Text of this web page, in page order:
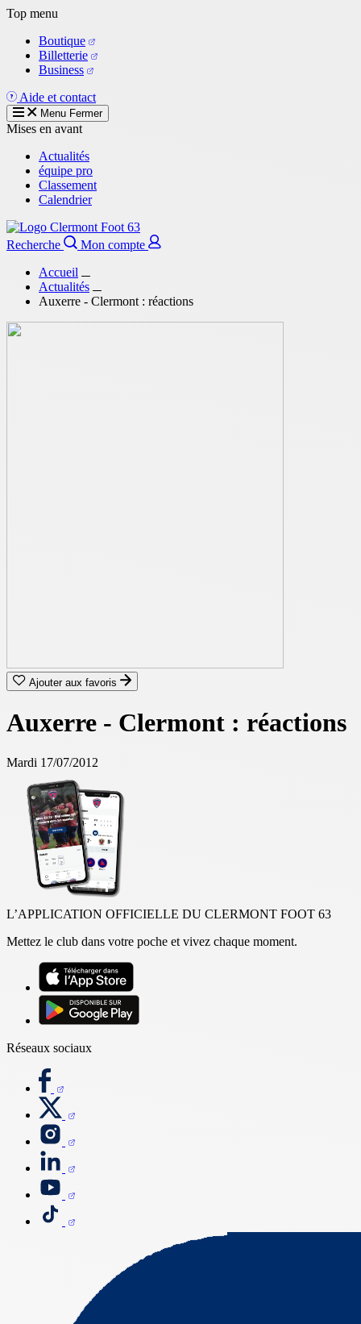
Aller
contenu
principal
Top menu
Boutique
Billetterie
Business
Aide et contact
Menu Fermer
Mises en avant
Actualités
équipe pro
Classement
Calendrier
Recherche
Mon compte
Accueil
Actualités
Auxerre - Clermont : réactions
Ajouter aux favoris
Auxerre - Clermont : réactions
Mardi 17/07/2012
L’APPLICATION OFFICIELLE DU CLERMONT FOOT 63
Mettez le club dans votre poche et vivez chaque moment.
Réseaux sociaux